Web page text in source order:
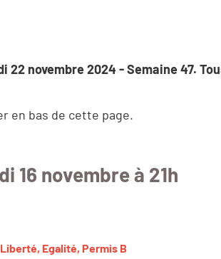
22 novembre 2024 - Semaine 47.
en bas de cette page.
16 novembre à 21h
Liberté, Egalité, Permis B